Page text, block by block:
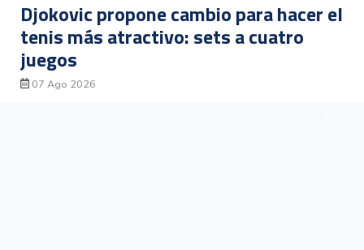
Iván Sibaja gana medalla de plata en
jabalina en los Juegos
Centroamericanos y del Caribe
06 Ago 2026